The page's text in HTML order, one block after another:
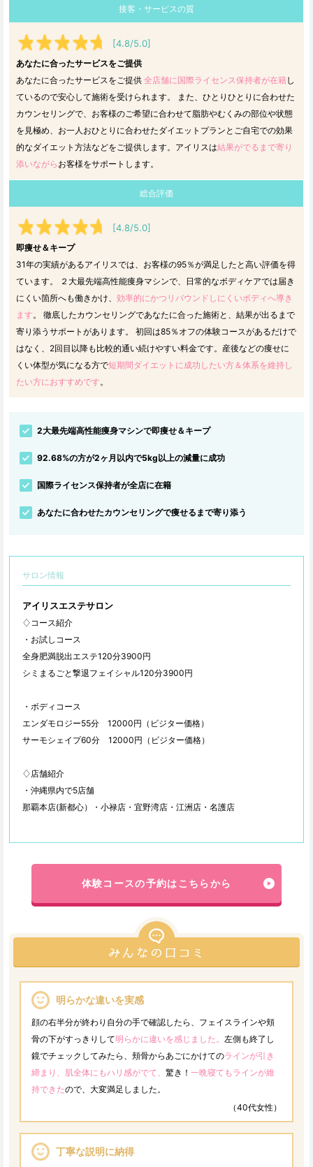
接客・サービスの質
[4.8/5.0]
あなたに合ったサービスをご提供
あなたに合ったサービスをご提供 全店舗に国際ライセンス保持者が在籍し
ているので安心して施術を受けられます。 また、ひとりひとりに合わせた
カウンセリングで、お客様のご希望に合わせて脂肪やむくみの部位や状態
を見極め、お一人おひとりに合わせたダイエットプランとご自宅での効果
的なダイエット方法などをご提供します。アイリスは結果がでるまで寄り
添いながら お客様をサポートします。
総合評価
[4.8/5.0]
即痩せ＆キープ
31年の実績があるアイリスでは、お客様の95％が満足したと高い評価を得
ています。 ２大最先端高性能痩身マシンで、日常的なボディケアでは届き
にくい箇所へも働きかけ、 効率的にかつリバウンドしにくいボディへ導き
ます。 徹底したカウンセリングであなたに合った施術と、結果が出るまで
寄り添うサポートがあります。 初回は85％オフの体験コースがあるだけで
はなく、2回目以降も比較的通い続けやすい料金です。産後などの痩せに
くい体型が気になる方で短期間ダイエットに成功したい方＆体系を維持し
たい方におすすめです。
2大最先端高性能痩身マシンで即痩せ＆キープ
92.68%の方が2ヶ月以内で5kg以上の減量に成功
国際ライセンス保持者が全店に在籍
あなたに合わせたカウンセリングで痩せるまで寄り添う
サロン情報
アイリスエステサロン
♢コース紹介
・お試しコース
全身肥満脱出エステ120分3900円
シミまるごと撃退フェイシャル120分3900円
・ボディコース
エンダモロジー55分 12000円（ビジター価格）
サーモシェイプ60分 12000円（ビジター価格）
♢店舗紹介
・沖縄県内で5店舗
那覇本店(新都心）・小禄店・宜野湾店・江洲店・名護店
体験コースの予約はこちらから
明らかな違いを実感
顔の右半分が終わり自分の手で確認したら、フェイスラインや頬
骨の下がすっきりして明らかに違いを感じました。 左側も終了し
鏡でチェックしてみたら、頬骨からあごにかけてのラインが引き
締まり、肌全体にもハリ感がでて、 驚き！ 一晩寝てもラインが維
持できたので、大変満足しました。
（40代女性）
丁寧な説明に納得